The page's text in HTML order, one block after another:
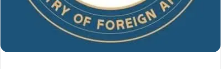
ا